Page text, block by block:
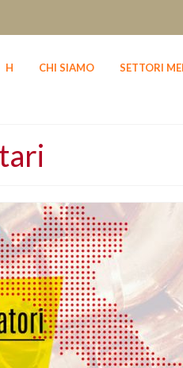
H CHI SIAMO SETTORI